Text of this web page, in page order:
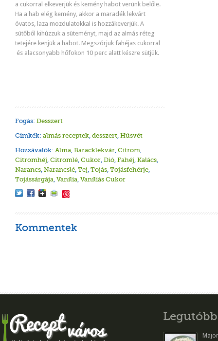
a cukorral elkeverjük és kemény habot verünk belőle.
Ha a hab elég kemény, akkor a maradék lekvárt
óvatos, laza mozdulatokkal is hozzákeverjük. A
sütőből kihúzzuk a süteményt, majd az almás réteg
tetejére kenjük a habot. Megszórjuk fahéjas cukorral
és alacsonyabb hőfokon 10 perc alatt készre sütjük.
Fogás: Desszert
Cimkék: almás receptek, desszert, Húsvét
Hozzávalók: Alma, Baracklekvár, Citrom,
Citromhéj, Citromlé, Cukor, Dió, Fahéj, Kalács,
Narancs, Narancslé, Tej, Tojás, Tojásfehérje,
Tojássárgája, Vanília, Vaníliás Cukor
Kommentek